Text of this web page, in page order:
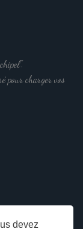
devez
pour charger vos